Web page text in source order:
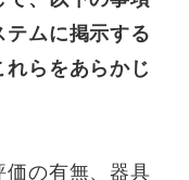
テムに掲示する
れらをあらかじ
の有無、器具